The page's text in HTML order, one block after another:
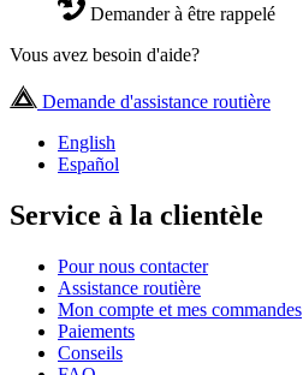
Demander à être rappelé
Vous avez besoin d'aide?
Demande d'assistance routière
English
Español
Service à la clientèle
Pour nous contacter
Assistance routière
Mon compte et mes commandes
Paiements
Conseils